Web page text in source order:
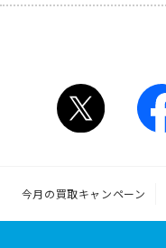
今月の買取キャンペーン